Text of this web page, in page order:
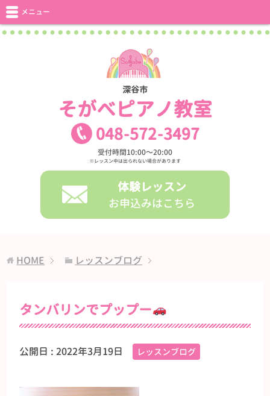
深谷市
そがべピアノ教室
048-572-3497
受付時間10:00〜20:00
※レッスン中は出られない場合があります
体験レッスン
お申込みはこちら
メニュー
HOME レッスンブログ
タンバリンでプップー
公開日 :2022年3月19日 レッスンブログ